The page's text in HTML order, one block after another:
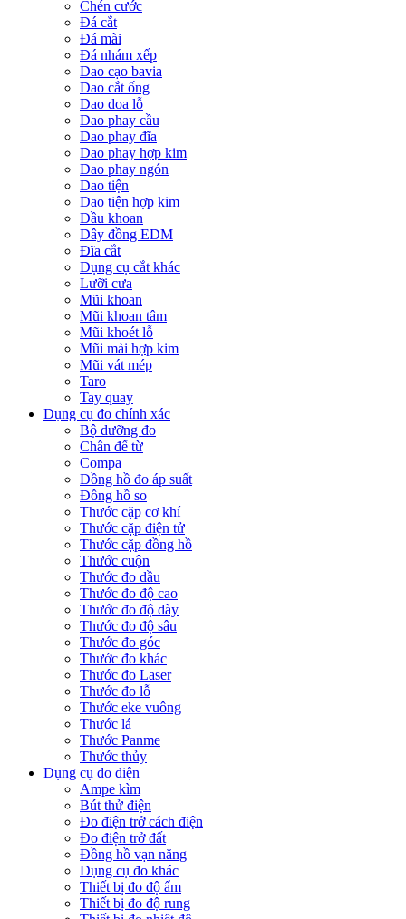
Chén cước
Đá cắt
Đá mài
Đá nhám xếp
Dao cạo bavia
Dao cắt ống
Dao doa lỗ
Dao phay cầu
Dao phay đĩa
Dao phay hợp kim
Dao phay ngón
Dao tiện
Dao tiện hợp kim
Đầu khoan
Dây đồng EDM
Đĩa cắt
Dụng cụ cắt khác
Lưỡi cưa
Mũi khoan
Mũi khoan tâm
Mũi khoét lỗ
Mũi mài hợp kim
Mũi vát mép
Taro
Tay quay
Dụng cụ đo chính xác
Bộ dưỡng đo
Chân đế từ
Compa
Đồng hồ đo áp suất
Đồng hồ so
Thước cặp cơ khí
Thước cặp điện tử
Thước cặp đồng hồ
Thước cuộn
Thước đo dầu
Thước đo độ cao
Thước đo độ dày
Thước đo độ sâu
Thước đo góc
Thước đo khác
Thước đo Laser
Thước đo lỗ
Thước eke vuông
Thước lá
Thước Panme
Thước thủy
Dụng cụ đo điện
Ampe kìm
Bút thử điện
Đo điện trở cách điện
Đo điện trở đất
Đồng hồ vạn năng
Dụng cụ đo khác
Thiết bị đo độ ẩm
Thiết bị đo độ rung